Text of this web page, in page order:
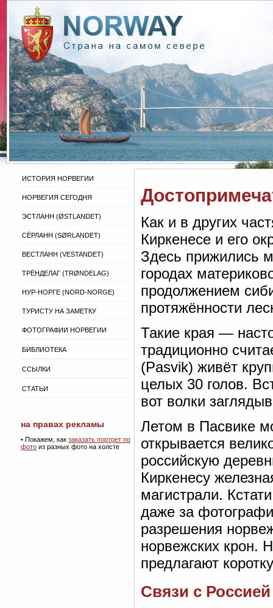
ИСТОРИЯ НОРВЕГИИ
НОРВЕГИЯ СЕГОДНЯ
ЭСТЛАНН (ØSTLANDET)
СЁРЛАНН (SØRLANDET)
ВЕСТЛАНН (VESTANDET)
ТРЁНДЕЛАГ (TRØNDELAG)
НУР-НОРГЕ (NORD-NORGE)
ТУРИСТУ НА ЗАМЕТКУ
ФОТОГРАФИИ НОРВЕГИИ
БИБЛИОТЕКА
ССЫЛКИ
СТАТЬИ
на правах рекламы
• Покажем, как заказать портрет по
фото из разных фото на холсте
Как и в других
Киркенесе и его
Здесь прижились
городах
продолжением
протяжённости
Такие края —
традиционно
(Pasvik) живёт
целых 30 голов.
вот волки
Летом в Пасвике
открывается
российскую
Киркенесу
магистрали.
даже за
разрешения
норвежских крон.
предлагают
Связи с Россией